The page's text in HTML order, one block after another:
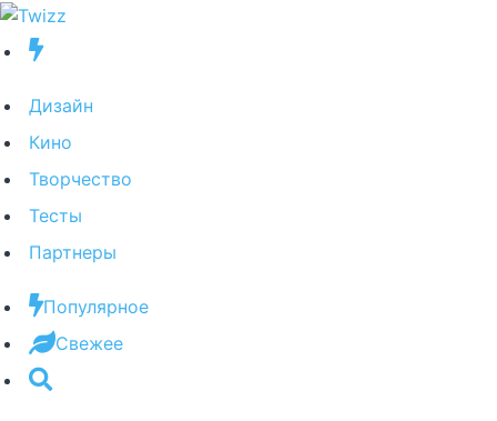
Дизайн
Кино
Творчество
Тесты
Партнеры
Популярное
Свежее